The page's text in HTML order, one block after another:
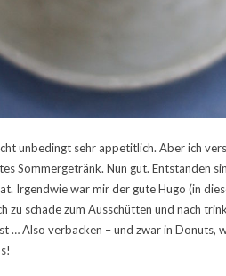
unbedingt sehr appetitlich. Aber ich
Sommergetränk. Nun gut. Entstanden
Irgendwie war mir der gute Hugo (in
zu schade zum Ausschütten und nach
… Also verbacken – und zwar in Donuts,